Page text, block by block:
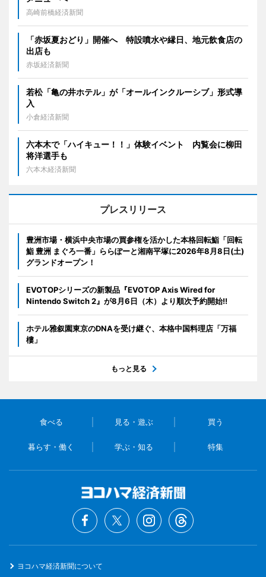
高崎前橋経済新聞
「赤坂夏おどり」開催へ 特設噴水や縁日、地元飲食店の
出店も
赤坂経済新聞
若松「亀の井ホテル」が「オールインクルーシブ」形式導
入
小倉経済新聞
六本木で「ハイキュー！！」体験イベント 内覧会に柳田
将洋選手も
六本木経済新聞
プレスリリース
豊洲市場・横浜中央市場の買参権を活かした本格回転鮨「回転
鮨 豊洲 まぐろ一番」ららぽーと湘南平塚に2026年8月8日(土)
グランドオープン！
EVOTOPシリーズの新製品『EVOTOP Axis Wired for
Nintendo Switch 2』が8月6日（木）より順次予約開始!!
ホテル雅叙園東京のDNAを受け継ぐ、本格中国料理店「万福
樓」
もっと見る
食べる 見る・遊ぶ 買う
暮らす・働く 学ぶ・知る 特集
ヨコハマ経済新聞について